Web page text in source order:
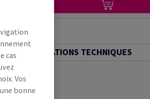
INFORMATIONS TECHNIQUES
cas
Vos
bonne